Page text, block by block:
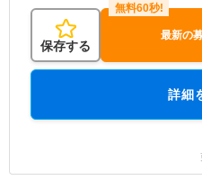
保存する
最新の
詳細